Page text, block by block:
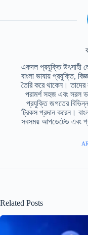
একদল প্রযুক্তি উৎসাহী
বাংলা ভাষায় প্রযুক্তি,
তৈরি করে থাকেন।
পরামর্শ সহজ এবং সরল
প্রযুক্তি জগতের
ট্রিকস প্রদান করেন।
সবসময় আপডেটেড এবং
Related Posts